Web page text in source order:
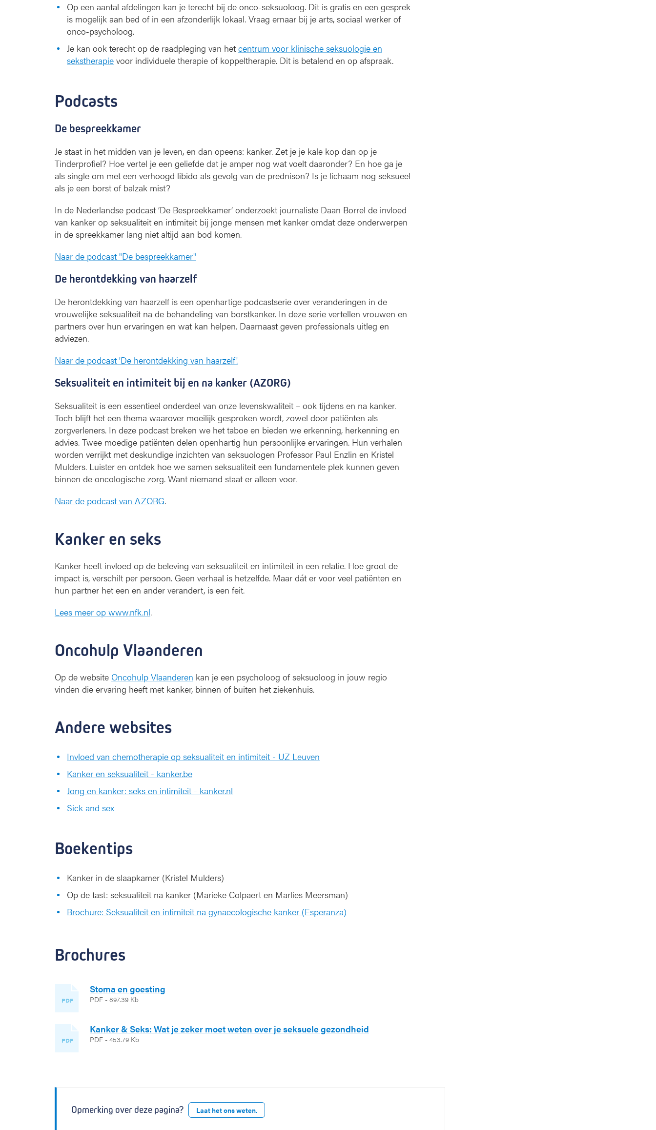
Op een aantal afdelingen kan je terecht bij de onco-seksuoloog. Dit is gratis en een gesprek
is mogelijk aan bed of in een afzonderlijk lokaal. Vraag ernaar bij je arts, sociaal werker of
onco-psycholoog.
Je kan ook terecht op de raadpleging van het centrum voor klinische seksuologie en
sekstherapie voor individuele therapie of koppeltherapie. Dit is betalend en op afspraak.
Podcasts
De bespreekkamer
Je staat in het midden van je leven, en dan opeens: kanker. Zet je je kale kop dan op je
Tinderprofiel? Hoe vertel je een geliefde dat je amper nog wat voelt daaronder? En hoe ga je
als single om met een verhoogd libido als gevolg van de prednison? Is je lichaam nog seksueel
als je een borst of balzak mist?
In de Nederlandse podcast ‘De Bespreekkamer’ onderzoekt journaliste Daan Borrel de invloed
van kanker op seksualiteit en intimiteit bij jonge mensen met kanker omdat deze onderwerpen
in de spreekkamer lang niet altijd aan bod komen.
Naar de podcast "De bespreekkamer"
De herontdekking van haarzelf
De herontdekking van haarzelf is een openhartige podcastserie over veranderingen in de
vrouwelijke seksualiteit na de behandeling van borstkanker. In deze serie vertellen vrouwen en
partners over hun ervaringen en wat kan helpen. Daarnaast geven professionals uitleg en
adviezen.
Naar de podcast 'De herontdekking van haarzelf'.
Seksualiteit en intimiteit bij en na kanker (AZORG)
Seksualiteit is een essentieel onderdeel van onze levenskwaliteit – ook tijdens en na kanker.
Toch blijft het een thema waarover moeilijk gesproken wordt, zowel door patiënten als
zorgverleners. In deze podcast breken we het taboe en bieden we erkenning, herkenning en
advies. Twee moedige patiënten delen openhartig hun persoonlijke ervaringen. Hun verhalen
worden verrijkt met deskundige inzichten van seksuologen Professor Paul Enzlin en Kristel
Mulders. Luister en ontdek hoe we samen seksualiteit een fundamentele plek kunnen geven
binnen de oncologische zorg. Want niemand staat er alleen voor.
Naar de podcast van AZORG.
Kanker en seks
Kanker heeft invloed op de beleving van seksualiteit en intimiteit in een relatie. Hoe groot de
impact is, verschilt per persoon. Geen verhaal is hetzelfde. Maar dát er voor veel patiënten en
hun partner het een en ander verandert, is een feit.
Lees meer op www.nfk.nl.
Oncohulp Vlaanderen
Op de website Oncohulp Vlaanderen kan je een psycholoog of seksuoloog in jouw regio
vinden die ervaring heeft met kanker, binnen of buiten het ziekenhuis.
Andere websites
Invloed van chemotherapie op seksualiteit en intimiteit - UZ Leuven
Kanker en seksualiteit - kanker.be
Jong en kanker: seks en intimiteit - kanker.nl
Sick and sex
Boekentips
Kanker in de slaapkamer (Kristel Mulders)
Op de tast: seksualiteit na kanker (Marieke Colpaert en Marlies Meersman)
Brochure: Seksualiteit en intimiteit na gynaecologische kanker (Esperanza)
Brochures
PDF
Stoma en goesting
PDF - 897.39 Kb
PDF
Kanker & Seks: Wat je zeker moet weten over je seksuele gezondheid
PDF - 453.79 Kb
Opmerking over deze pagina? Laat het ons weten.